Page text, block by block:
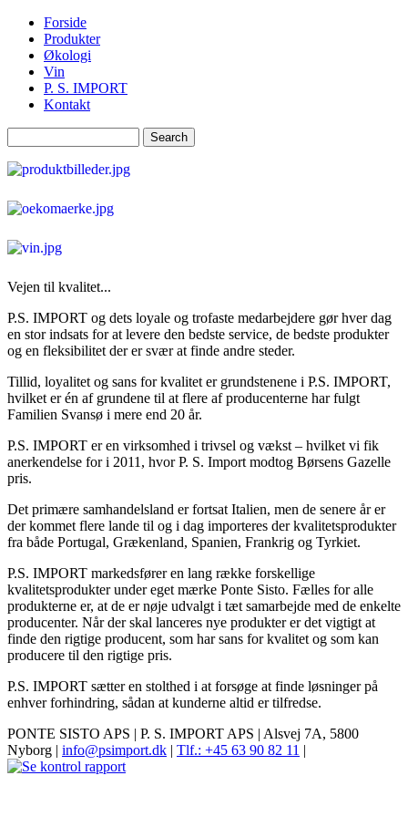
Skip to main content
Forside
Produkter
Økologi
Vin
P. S. IMPORT
Kontakt
Search form
Vejen til kvalitet...
P.S. IMPORT og dets loyale og trofaste medarbejdere gør hver dag
en stor indsats for at levere den bedste service, de bedste produkter
og en fleksibilitet der er svær at finde andre steder.
Tillid, loyalitet og sans for kvalitet er grundstenene i P.S. IMPORT,
hvilket er én af grundene til at flere af producenterne har fulgt
Familien Svansø i mere end 20 år.
P.S. IMPORT er en virksomhed i trivsel og vækst – hvilket vi fik
anerkendelse for i 2011, hvor P. S. Import modtog Børsens Gazelle
pris.
Det primære samhandelsland er fortsat Italien, men de senere år er
der kommet flere lande til og i dag importeres der kvalitetsprodukter
fra både Portugal, Grækenland, Spanien, Frankrig og Tyrkiet.
P.S. IMPORT markedsfører en lang række forskellige
kvalitetsprodukter under eget mærke Ponte Sisto. Fælles for alle
produkterne er, at de er nøje udvalgt i tæt samarbejde med de enkelte
producenter. Når der skal lanceres nye produkter er det vigtigt at
finde den rigtige producent, som har sans for kvalitet og som kan
producere til den rigtige pris.
P.S. IMPORT sætter en stolthed i at forsøge at finde løsninger på
enhver forhindring, sådan at kunderne altid er tilfredse.
PONTE SISTO APS | P. S. IMPORT APS | Alsvej 7A, 5800
Nyborg | info@psimport.dk | Tlf.: +45 63 90 82 11 |